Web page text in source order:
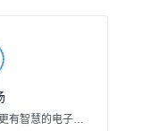
涨部分产品调
有趣好玩的电子知识，做更有智慧的电子人。